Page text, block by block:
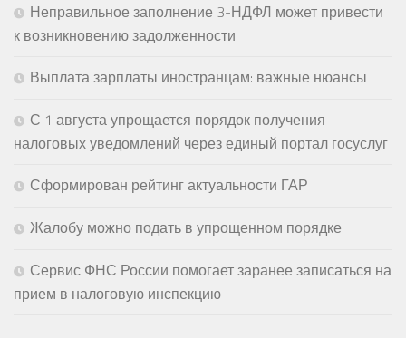
Неправильное заполнение 3-НДФЛ может привести
к возникновению задолженности
Выплата зарплаты иностранцам: важные нюансы
С 1 августа упрощается порядок получения
налоговых уведомлений через единый портал госуслуг
Сформирован рейтинг актуальности ГАР
Жалобу можно подать в упрощенном порядке
Сервис ФНС России помогает заранее записаться на
прием в налоговую инспекцию